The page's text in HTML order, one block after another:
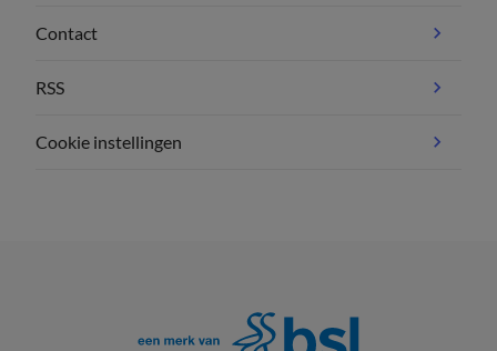
Contact
RSS
Cookie instellingen